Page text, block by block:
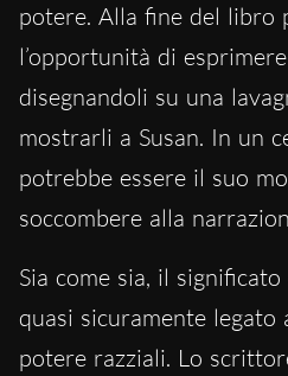
potere. Alla fine del libro
l’opportunità di
disegnandoli su una
mostrarli a Susan. In un
potrebbe essere il suo
soccombere alla
Sia come sia, il
quasi sicuramente legato
potere razziali. Lo